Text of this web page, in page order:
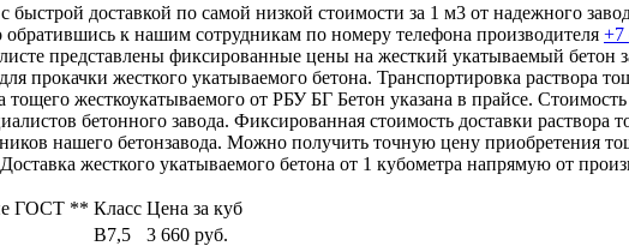
быстрой доставкой по самой низкой стоимости за 1 м3 от надежного
к нашим сотрудникам по номеру телефона производителя +7
представлены фиксированные цены на жесткий укатываемый
прокачки жесткого укатываемого бетона. Транспортировка раствора
тощего жесткоукатываемого от РБУ БГ Бетон указана в прайсе.
бетонного завода. Фиксированная стоимость доставки
нашего бетонзавода. Можно получить точную цену приобретения
жесткого укатываемого бетона от 1 кубометра напрямую от
ГОСТ ** Класс Цена за куб
В7,5
3 660 руб.